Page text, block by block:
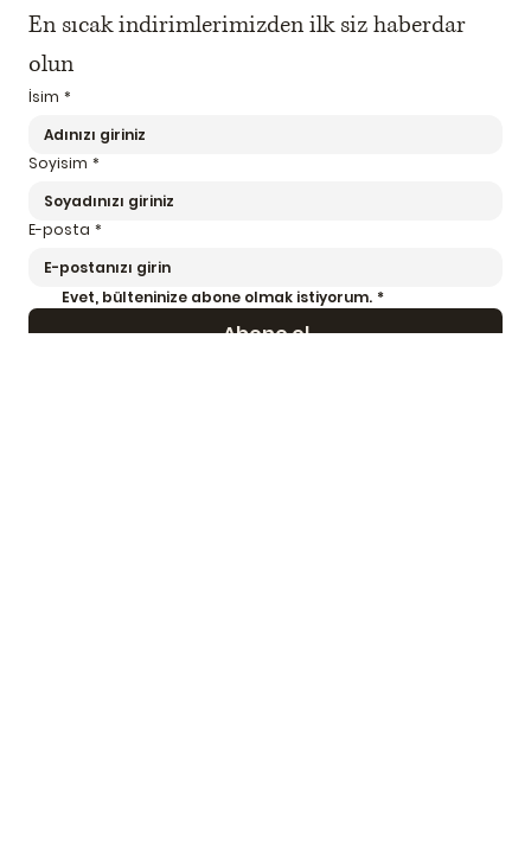
En sıcak indirimlerimizden ilk siz haberdar
olun
İsim *
Soyisim *
E-posta *
Evet, bülteninize abone olmak istiyorum. *
Abone ol